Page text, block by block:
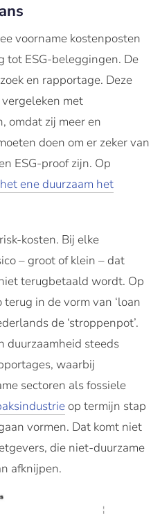
voorname kostenposten
tot ESG-beleggingen. De
en rapportage. Deze
met
omdat zij meer en
doen om er zeker van
ESG-proof zijn. Op
het ene duurzaam het
kosten. Bij elke
– groot of klein – dat
terugbetaald wordt. Op
in de vorm van ‘loan
de ‘stroppenpot’.
duurzaamheid steeds
waarbij
sectoren als fossiele
op termijn stap
vormen. Dat komt niet
die niet-duurzame
afknijpen.